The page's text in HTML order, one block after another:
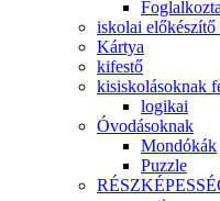
iskolai
Kártya
kifestő
kisiskolásoknak
logikai
Óvodásoknak
Mondókák
Puzzle